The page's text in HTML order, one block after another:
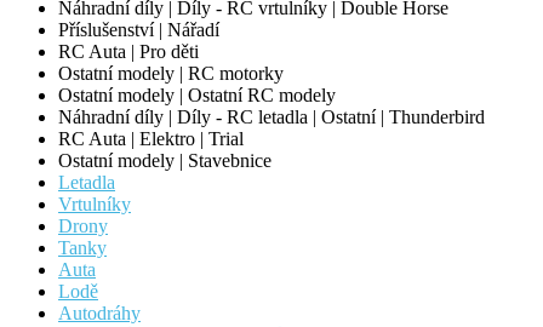
Náhradní díly | Díly - RC vrtulníky | Double Horse
Příslušenství | Nářadí
RC Auta | Pro děti
Ostatní modely | RC motorky
Ostatní modely | Ostatní RC modely
Náhradní díly | Díly - RC letadla | Ostatní | Thunderbird
RC Auta | Elektro | Trial
Ostatní modely | Stavebnice
Letadla
Vrtulníky
Drony
Tanky
Auta
Lodě
Autodráhy